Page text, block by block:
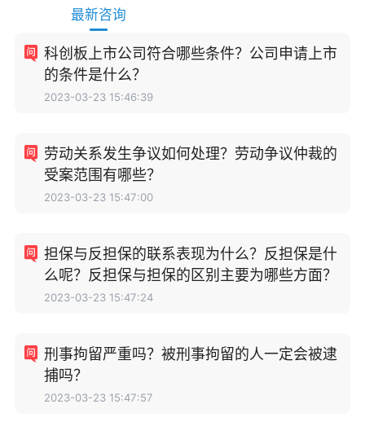
最新咨询
科创板上市公司符合哪些条件？公司申请上市
的条件是什么？
2023-03-23 15:46:39
劳动关系发生争议如何处理？劳动争议仲裁的
受案范围有哪些？
2023-03-23 15:47:00
担保与反担保的联系表现为什么？反担保是什
么呢？反担保与担保的区别主要为哪些方面？
2023-03-23 15:47:24
刑事拘留严重吗？被刑事拘留的人一定会被逮
捕吗？
2023-03-23 15:47:57